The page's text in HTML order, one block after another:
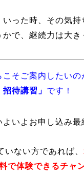
った時、その気持
で、継続力は大き
そご案内したいの
招待講習」 です！
いよお申し込み最
ない方であれば、
で体験できるチャ